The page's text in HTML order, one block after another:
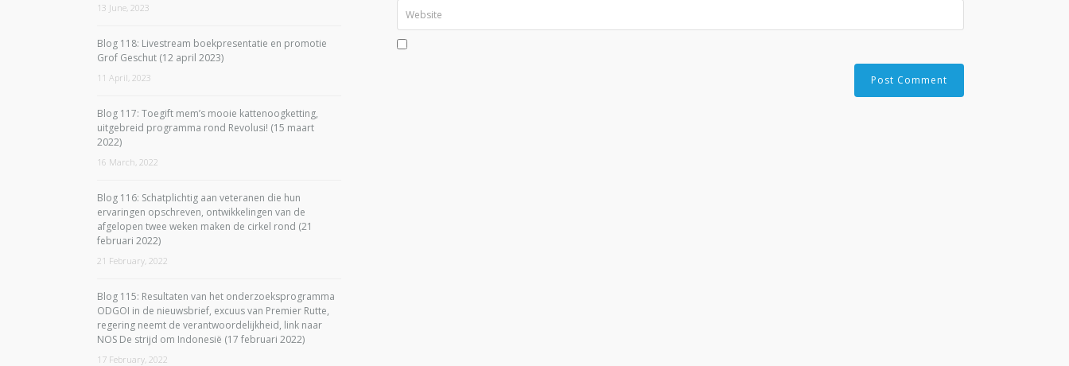
13 June, 2023
Blog 118: Livestream boekpresentatie en promotie
Grof Geschut (12 april 2023)
11 April, 2023
Blog 117: Toegift mem’s mooie kattenoogketting,
uitgebreid programma rond Revolusi! (15 maart
2022)
16 March, 2022
Blog 116: Schatplichtig aan veteranen die hun
ervaringen opschreven, ontwikkelingen van de
afgelopen twee weken maken de cirkel rond (21
februari 2022)
21 February, 2022
Blog 115: Resultaten van het onderzoeksprogramma
ODGOI in de nieuwsbrief, excuus van Premier Rutte,
regering neemt de verantwoordelijkheid, link naar
NOS De strijd om Indonesië (17 februari 2022)
17 February, 2022